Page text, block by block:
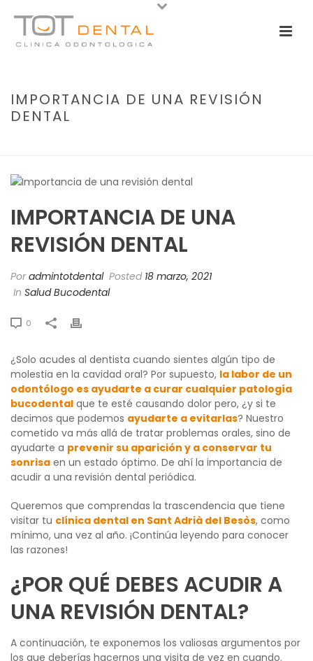
IMPORTANCIA DE UNA REVISIÓN
DENTAL
IMPORTANCIA DE UNA
REVISIÓN DENTAL
Poradmintotdental Posted 18 marzo, 2021
In Salud Bucodental
0
¿Solo acudes al dentista cuando sientes algún tipo de
molestia en la cavidad oral? Por supuesto, la labor de un
odontólogo es ayudarte a curar cualquier patología
bucodental que te esté causando dolor pero, ¿y si te
decimos que podemos ayudarte a evitarlas? Nuestro
cometido va más allá de tratar problemas orales, sino de
ayudarte a prevenir su aparición y a conservar tu
sonrisa en un estado óptimo. De ahí la importancia de
acudir a una revisión dental periódica.
Queremos que comprendas la trascendencia que tiene
visitar tu clínica dental en Sant Adrià del Besòs, como
mínimo, una vez al año. ¡Continúa leyendo para conocer
las razones!
¿POR QUÉ DEBES ACUDIR A
UNA REVISIÓN DENTAL?
A continuación, te exponemos los valiosas argumentos por
los que deberías hacernos una visita de vez en cuando.